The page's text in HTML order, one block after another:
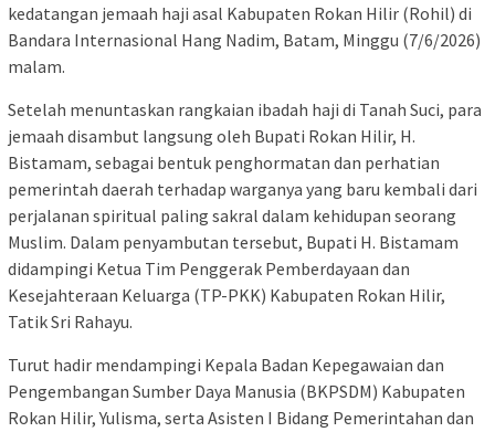
kedatangan jemaah haji asal Kabupaten Rokan Hilir (Rohil) di
Bandara Internasional Hang Nadim, Batam, Minggu (7/6/2026)
malam.
Setelah menuntaskan rangkaian ibadah haji di Tanah Suci, para
jemaah disambut langsung oleh Bupati Rokan Hilir, H.
Bistamam, sebagai bentuk penghormatan dan perhatian
pemerintah daerah terhadap warganya yang baru kembali dari
perjalanan spiritual paling sakral dalam kehidupan seorang
Muslim. Dalam penyambutan tersebut, Bupati H. Bistamam
didampingi Ketua Tim Penggerak Pemberdayaan dan
Kesejahteraan Keluarga (TP-PKK) Kabupaten Rokan Hilir,
Tatik Sri Rahayu.
Turut hadir mendampingi Kepala Badan Kepegawaian dan
Pengembangan Sumber Daya Manusia (BKPSDM) Kabupaten
Rokan Hilir, Yulisma, serta Asisten I Bidang Pemerintahan dan